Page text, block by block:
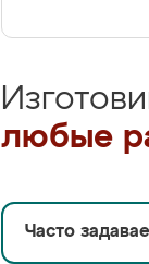
любые
Часто